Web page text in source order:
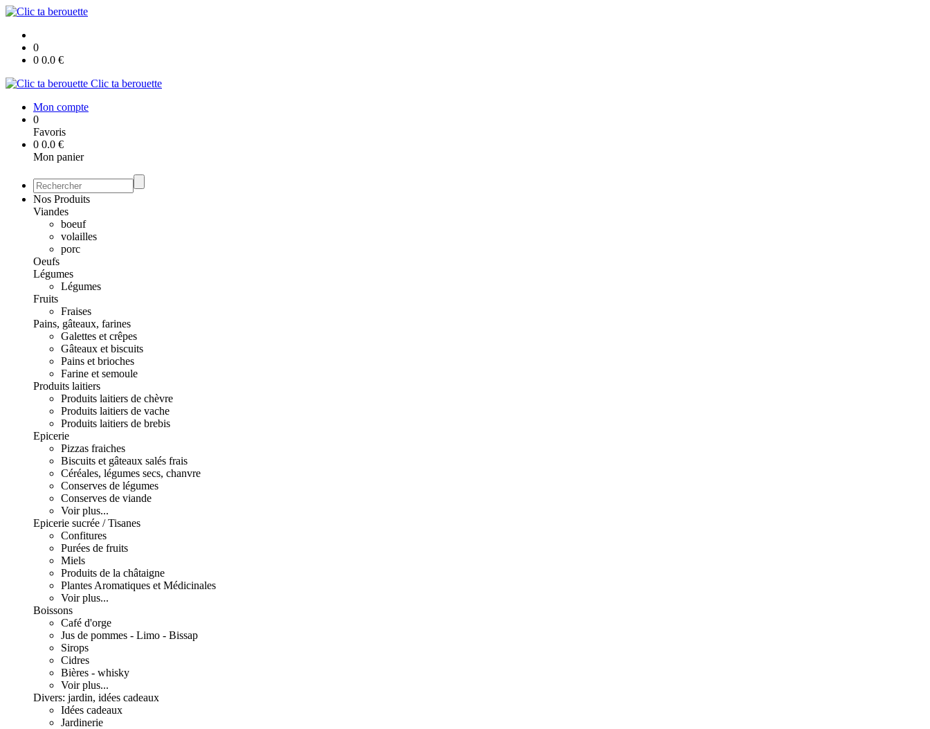
0
0 0.0 €
Clic ta berouette
Mon compte
0
Favoris
0 0.0 €
Mon panier
Nos Produits
Viandes
boeuf
volailles
porc
Oeufs
Légumes
Légumes
Fruits
Fraises
Pains, gâteaux, farines
Galettes et crêpes
Gâteaux et biscuits
Pains et brioches
Farine et semoule
Produits laitiers
Produits laitiers de chèvre
Produits laitiers de vache
Produits laitiers de brebis
Epicerie
Pizzas fraiches
Biscuits et gâteaux salés frais
Céréales, légumes secs, chanvre
Conserves de légumes
Conserves de viande
Voir plus...
Epicerie sucrée / Tisanes
Confitures
Purées de fruits
Miels
Produits de la châtaigne
Plantes Aromatiques et Médicinales
Voir plus...
Boissons
Café d'orge
Jus de pommes - Limo - Bissap
Sirops
Cidres
Bières - whisky
Voir plus...
Divers: jardin, idées cadeaux
Idées cadeaux
Jardinerie